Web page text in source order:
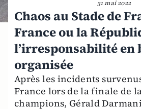
31 mai 2022
Chaos au Stade de
France ou la
l’irresponsabilité en
organisée
Après les incidents
France lors de la finale de
champions, Gérald